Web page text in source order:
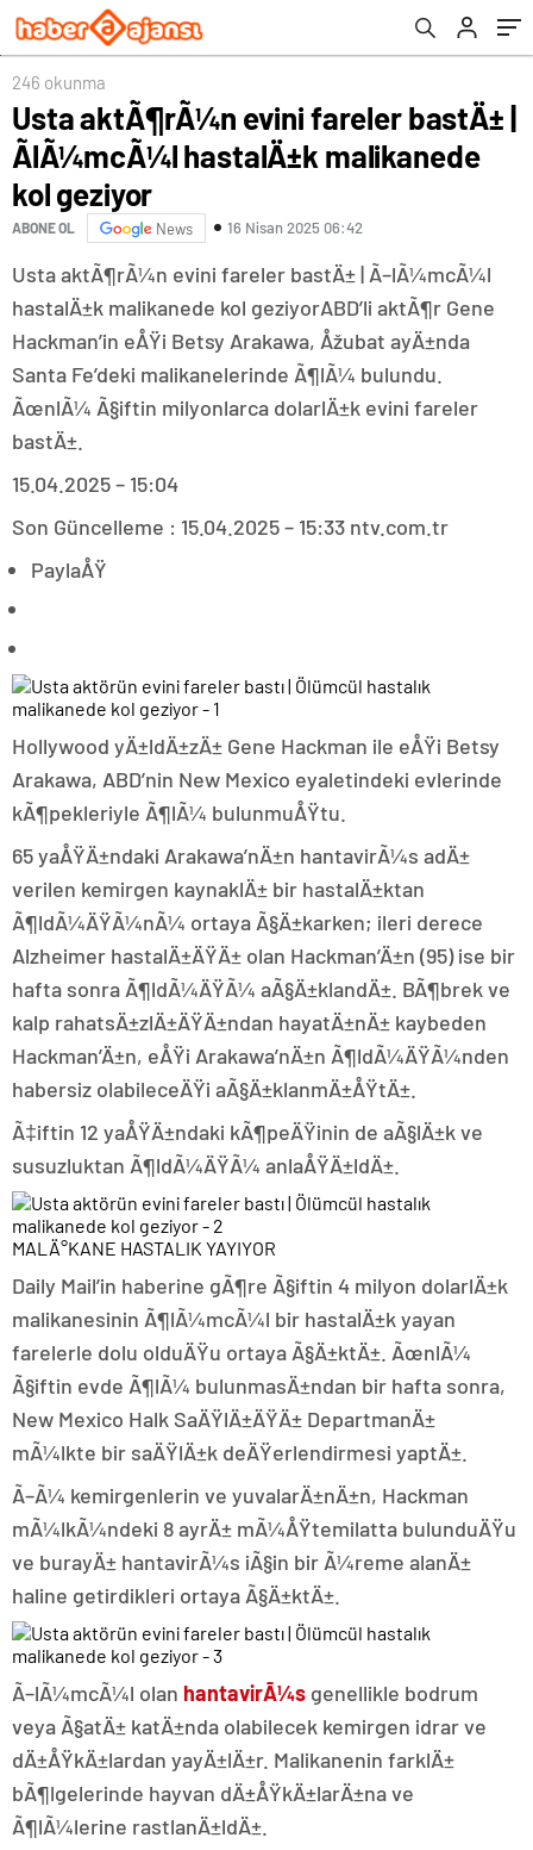
geziyor
246 okunma
Usta aktÃ¶rÃ¼n evini fareler bastÄ± |
ÃlÃ¼mcÃ¼l hastalÄ±k malikanede
kol geziyor
ABONE OL News 16 Nisan 2025 06:42
Usta aktÃ¶rÃ¼n evini fareler bastÄ± | Ã–lÃ¼mcÃ¼l
hastalÄ±k malikanede kol geziyorABD’li aktÃ¶r Gene
Hackman’in eÅŸi Betsy Arakawa, Åžubat ayÄ±nda
Santa Fe’deki malikanelerinde Ã¶lÃ¼ bulundu.
ÃœnlÃ¼ Ã§iftin milyonlarca dolarlÄ±k evini fareler
bastÄ±.
15.04.2025 – 15:04
Son Güncelleme : 15.04.2025 – 15:33 ntv.com.tr
PaylaÅŸ
Hollywood yÄ±ldÄ±zÄ± Gene Hackman ile eÅŸi Betsy
Arakawa, ABD’nin New Mexico eyaletindeki evlerinde
kÃ¶pekleriyle Ã¶lÃ¼ bulunmuÅŸtu.
65 yaÅŸÄ±ndaki Arakawa’nÄ±n hantavirÃ¼s adÄ±
verilen kemirgen kaynaklÄ± bir hastalÄ±ktan
Ã¶ldÃ¼ÄŸÃ¼nÃ¼ ortaya Ã§Ä±karken; ileri derece
Alzheimer hastalÄ±ÄŸÄ± olan Hackman’Ä±n (95) ise bir
hafta sonra Ã¶ldÃ¼ÄŸÃ¼ aÃ§Ä±klandÄ±. BÃ¶brek ve
kalp rahatsÄ±zlÄ±ÄŸÄ±ndan hayatÄ±nÄ± kaybeden
Hackman’Ä±n, eÅŸi Arakawa’nÄ±n Ã¶ldÃ¼ÄŸÃ¼nden
habersiz olabileceÄŸi aÃ§Ä±klanmÄ±ÅŸtÄ±.
Ã‡iftin 12 yaÅŸÄ±ndaki kÃ¶peÄŸinin de aÃ§lÄ±k ve
susuzluktan Ã¶ldÃ¼ÄŸÃ¼ anlaÅŸÄ±ldÄ±.
MALÄ°KANE HASTALIK YAYIYOR
Daily Mail’in haberine gÃ¶re Ã§iftin 4 milyon dolarlÄ±k
malikanesinin Ã¶lÃ¼mcÃ¼l bir hastalÄ±k yayan
farelerle dolu olduÄŸu ortaya Ã§Ä±ktÄ±. ÃœnlÃ¼
Ã§iftin evde Ã¶lÃ¼ bulunmasÄ±ndan bir hafta sonra,
New Mexico Halk SaÄŸlÄ±ÄŸÄ± DepartmanÄ±
mÃ¼lkte bir saÄŸlÄ±k deÄŸerlendirmesi yaptÄ±.
Ã–Ã¼ kemirgenlerin ve yuvalarÄ±nÄ±n, Hackman
mÃ¼lkÃ¼ndeki 8 ayrÄ± mÃ¼ÅŸtemilatta bulunduÄŸu
ve burayÄ± hantavirÃ¼s iÃ§in bir Ã¼reme alanÄ±
haline getirdikleri ortaya Ã§Ä±ktÄ±.
Ã–lÃ¼mcÃ¼l olan hantavirÃ¼s genellikle bodrum
veya Ã§atÄ± katÄ±nda olabilecek kemirgen idrar ve
dÄ±ÅŸkÄ±lardan yayÄ±lÄ±r. Malikanenin farklÄ±
bÃ¶lgelerinde hayvan dÄ±ÅŸkÄ±larÄ±na ve
Ã¶lÃ¼lerine rastlanÄ±ldÄ±.